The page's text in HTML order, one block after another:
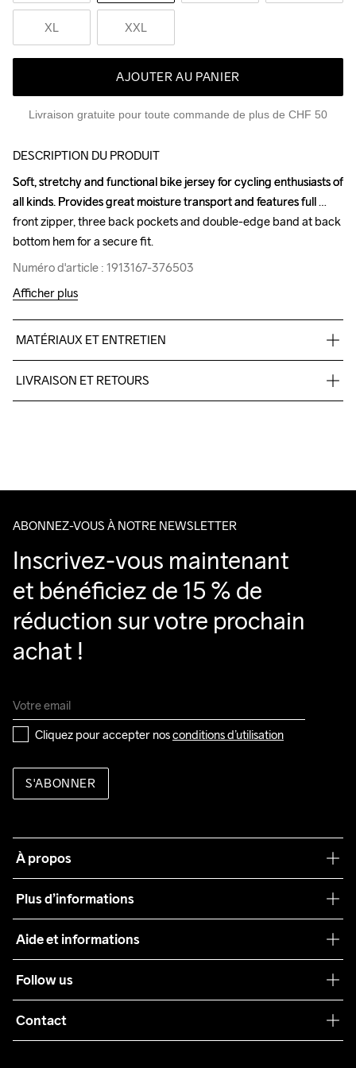
XL XXL
AJOUTER AU PANIER
Livraison gratuite pour toute commande de plus de CHF 50
DESCRIPTION DU PRODUIT
Soft, stretchy and functional bike jersey for cycling enthusiasts of
all kinds. Provides great moisture transport and features full
front zipper, three back pockets and double-edge band at back
bottom hem for a secure fit.
Numéro d'article : 1913167-376503
Soft, stretchy and functional bike jersey for cycling enthusiasts of
all kinds. Provides great moisture transport and features full
front zipper, three back pockets and double-edge band at back
bottom hem for a secure fit.
Numéro d'article : 1913167-376503
Afficher plus
MATÉRIAUX ET ENTRETIEN
100% Polyester-Recycled
40 degrés.
LIVRAISON ET RETOURS
ABONNEZ-VOUS À NOTRE NEWSLETTER
Inscrivez-vous maintenant
et bénéficiez de 15 % de
réduction sur votre prochain
achat !
Cliquez pour accepter nos conditions d’utilisation
S'ABONNER
À propos
Plus d’informations
Teamwear
Durabilité
Collaborations
Aide et informations
Conditions générales
Retours
Follow us
Contact